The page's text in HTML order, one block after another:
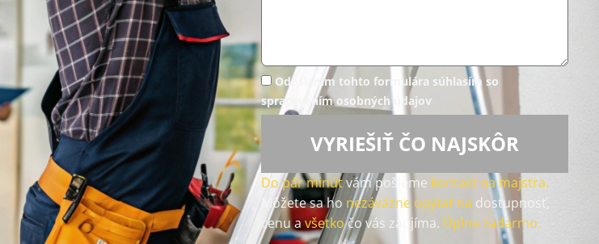
Odoslaním tohto formulára súhlasím so
spracovaním osobných údajov
VYRIEŠIŤ ČO NAJSKÔR
Do pár minútvám pošleme kontakt na majstra.
Môžete sa ho nezáväzne opýtať na dostupnosť,
cenu avšetkočo vás zaujíma. Úplne zadarmo.